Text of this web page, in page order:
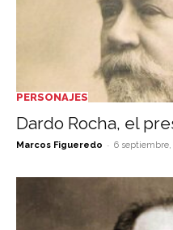
PERSONAJES
Dardo Rocha, el
Marcos Figueredo - 6 septiembre,